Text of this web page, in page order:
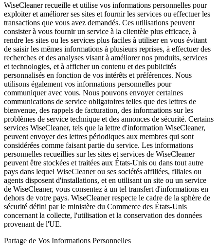
WiseCleaner recueille et utilise vos informations personnelles pour
exploiter et améliorer ses sites et fournir les services ou effectuer les
transactions que vous avez demandés. Ces utilisations peuvent
consister à vous fournir un service à la clientèle plus efficace, à
rendre les sites ou les services plus faciles à utiliser en vous évitant
de saisir les mêmes informations à plusieurs reprises, à effectuer des
recherches et des analyses visant à améliorer nos produits, services
et technologies, et à afficher un contenu et des publicités
personnalisés en fonction de vos intérêts et préférences. Nous
utilisons également vos informations personnelles pour
communiquer avec vous. Nous pouvons envoyer certaines
communications de service obligatoires telles que des lettres de
bienvenue, des rappels de facturation, des informations sur les
problèmes de service technique et des annonces de sécurité. Certains
services WiseCleaner, tels que la lettre d'information WiseCleaner,
peuvent envoyer des lettres périodiques aux membres qui sont
considérées comme faisant partie du service. Les informations
personnelles recueillies sur les sites et services de WiseCleaner
peuvent être stockées et traitées aux États-Unis ou dans tout autre
pays dans lequel WiseCleaner ou ses sociétés affiliées, filiales ou
agents disposent d'installations, et en utilisant un site ou un service
de WiseCleaner, vous consentez à un tel transfert d'informations en
dehors de votre pays. WiseCleaner respecte le cadre de la sphère de
sécurité défini par le ministère du Commerce des États-Unis
concernant la collecte, l'utilisation et la conservation des données
provenant de l'UE.
Partage de Vos Informations Personnelles